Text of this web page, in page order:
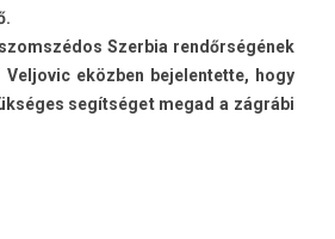
Szer­bia rendőrségének
eközben be­jelen­tette, hogy
segítséget megad a zágrábi